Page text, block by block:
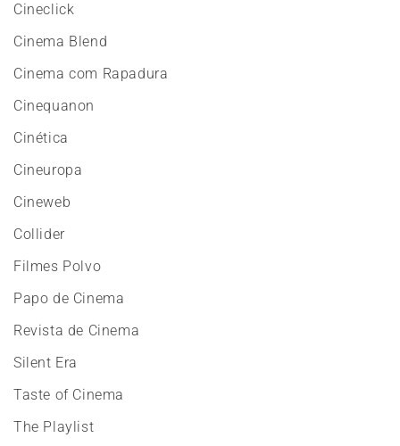
Cineclick
Cinema Blend
Cinema com Rapadura
Cinequanon
Cinética
Cineuropa
Cineweb
Collider
Filmes Polvo
Papo de Cinema
Revista de Cinema
Silent Era
Taste of Cinema
The Playlist